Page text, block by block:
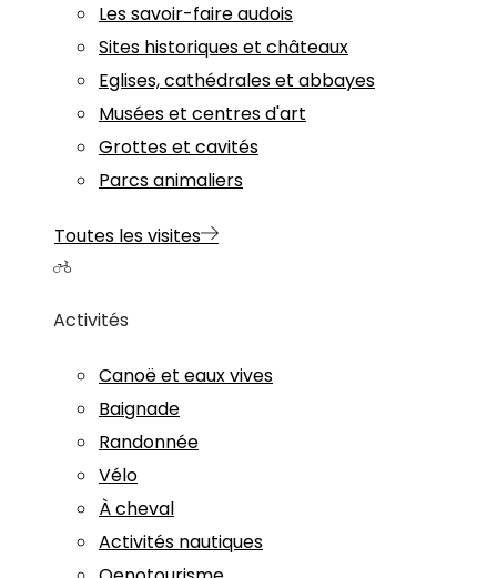
Les savoir-faire audois
Sites historiques et châteaux
Eglises, cathédrales et abbayes
Musées et centres d'art
Grottes et cavités
Parcs animaliers
Toutes les visites
Activités
Canoë et eaux vives
Baignade
Randonnée
Vélo
À cheval
Activités nautiques